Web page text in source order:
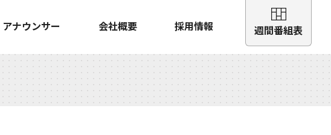
アナウンサー 会社概要 採用情報 週間番組表